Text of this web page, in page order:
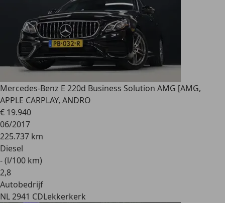
Mercedes-Benz E 220d Business Solution AMG [AMG,
APPLE CARPLAY, ANDRO
€ 19.940
06/2017
225.737 km
Diesel
- (l/100 km)
2,8
Autobedrijf
NL 2941 CDLekkerkerk